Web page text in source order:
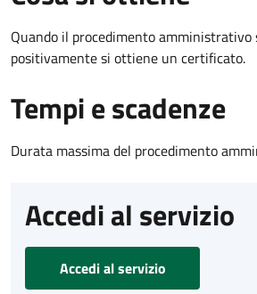
Quando il procedimento amministrativo
positivamente si ottiene un certificato.
Tempi e scadenze
Durata massima del procedimento
Accedi al servizio
Accedi al servizio